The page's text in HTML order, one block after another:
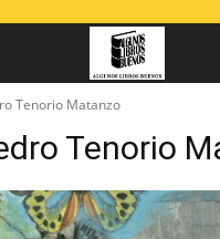
Tenorio Matanzo
Tenorio